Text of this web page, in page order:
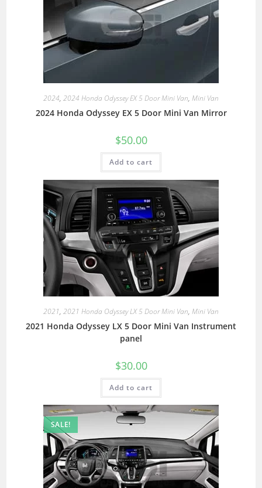
2024, 2024 Honda Odyssey EX 5 Door Mini Van, Mini Van
2024 Honda Odyssey EX 5 Door Mini Van Mirror
$50.00
Add to cart
2021, 2021 Honda Odyssey LX 5 Door Mini Van, Mini Van
2021 Honda Odyssey LX 5 Door Mini Van Instrument
panel
$30.00
Add to cart
SALE!